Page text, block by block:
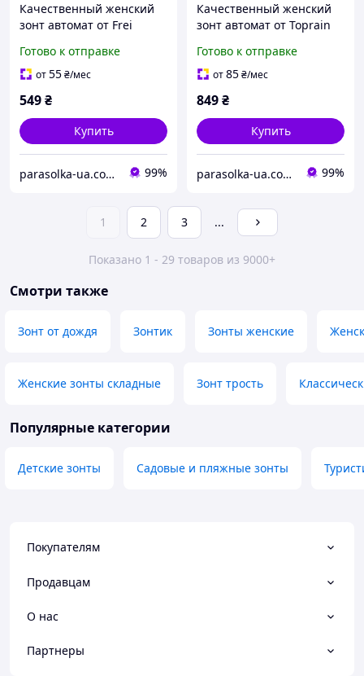
Качественный женский
зонт автомат от Frei
спицами Антишторм
Готово к отправке
от55₴/мес
549₴
Купить
parasolka-ua.com.ua 99%
Качественный женский
зонт автомат от Toprain
диаметр купола 105 см
система антишторм
Готово к отправке
от85₴/мес
849₴
Купить
parasolka-ua.com.ua 99%
1 2 3 ...
Показано 1 - 29 товаров из 9000+
Смотри также
Зонт от дождя Зонтик Зонты женские
Женские зонты складные Зонт трость
Популярные категории
Детские зонты Садовые и пляжные зонты
Покупателям
Продавцам
О нас
Партнеры